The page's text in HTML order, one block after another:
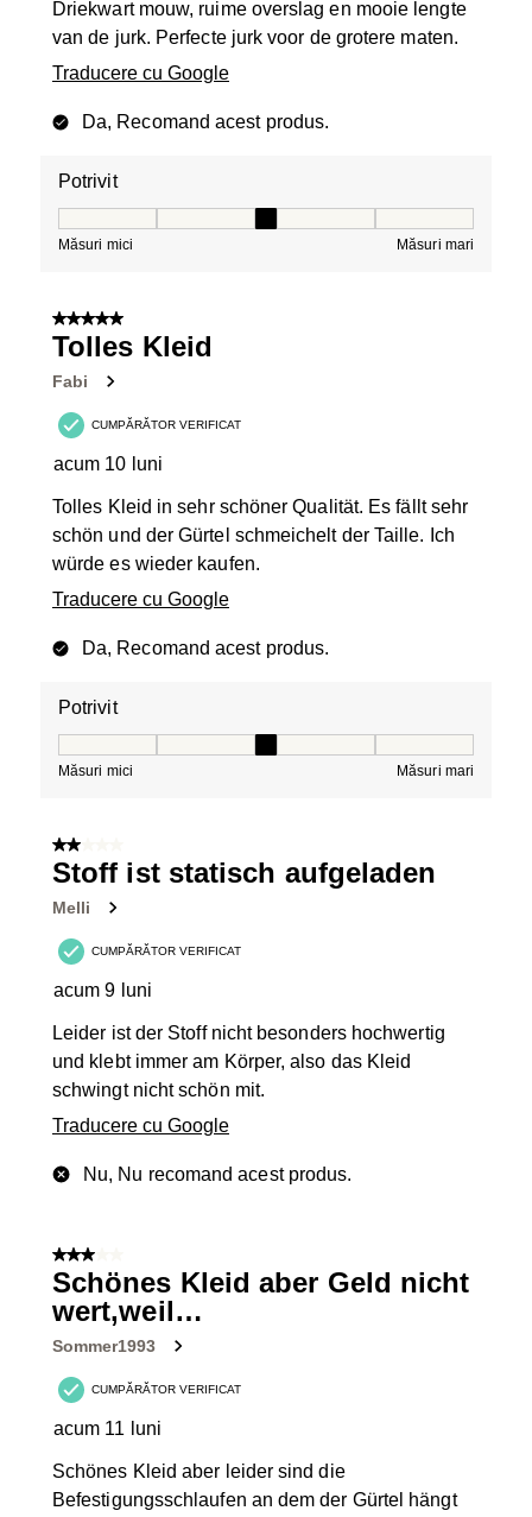
Driekwart mouw, ruime overslag en mooie lengte
van de jurk. Perfecte jurk voor de grotere maten.
Traducere cu Google
Da, Recomand acest produs.
Potrivit
Măsuri mici Măsuri mari
5 din 5 stele.
Tolles Kleid
Fabi
CUMPĂRĂTOR VERIFICAT
acum 10 luni
Tolles Kleid in sehr schöner Qualität. Es fällt sehr
schön und der Gürtel schmeichelt der Taille. Ich
würde es wieder kaufen.
Traducere cu Google
Da, Recomand acest produs.
Potrivit
Măsuri mici Măsuri mari
2 din 5 stele.
Stoff ist statisch aufgeladen
Melli
CUMPĂRĂTOR VERIFICAT
acum 9 luni
Leider ist der Stoff nicht besonders hochwertig
und klebt immer am Körper, also das Kleid
schwingt nicht schön mit.
Traducere cu Google
Nu, Nu recomand acest produs.
3 din 5 stele.
Schönes Kleid aber Geld nicht
wert,weil…
Sommer1993
CUMPĂRĂTOR VERIFICAT
acum 11 luni
Schönes Kleid aber leider sind die
Befestigungsschlaufen an dem der Gürtel hängt